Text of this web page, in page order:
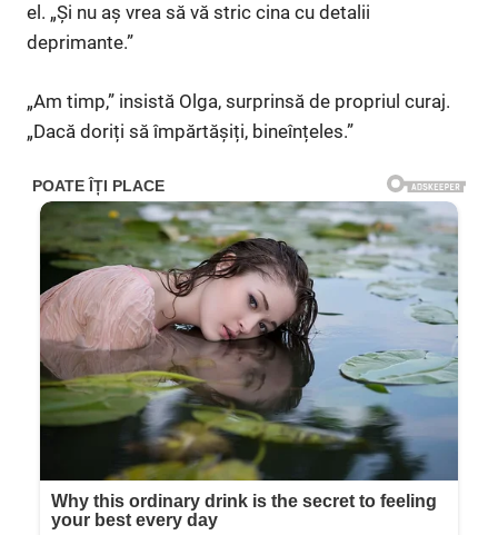
el. „Și nu aș vrea să vă stric cina cu detalii
deprimante.”
„Am timp,” insistă Olga, surprinsă de propriul curaj.
„Dacă doriți să împărtășiți, bineînțeles.”